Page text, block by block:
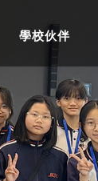
學校伙伴